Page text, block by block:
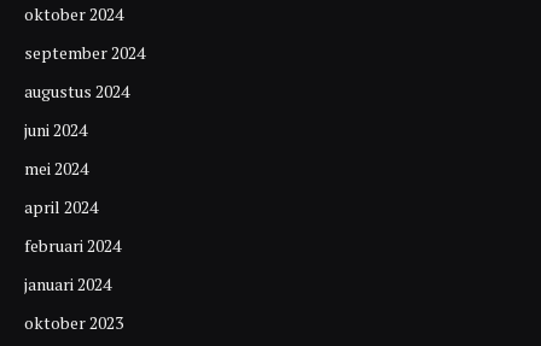
oktober 2024
september 2024
augustus 2024
juni 2024
mei 2024
april 2024
februari 2024
januari 2024
oktober 2023